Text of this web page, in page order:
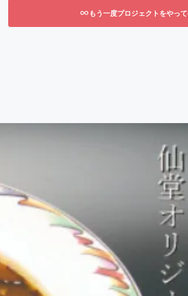
もう一度プロジェクトをやっ